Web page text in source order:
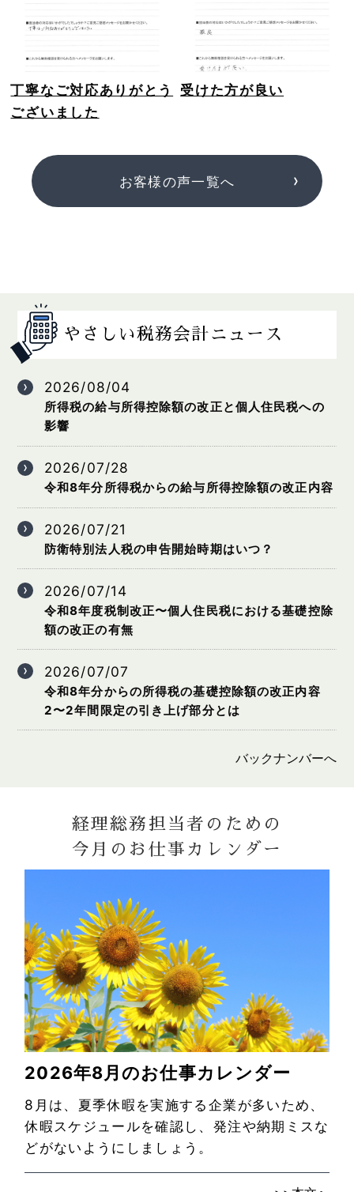
丁寧なご対応ありがとう
ございました
受けた方が良い
お客様の声一覧へ
やさしい税務会計ニュース
2026/08/04
所得税の給与所得控除額の改正と個人住民税への
影響
2026/07/28
令和8年分所得税からの給与所得控除額の改正内容
2026/07/21
防衛特別法人税の申告開始時期はいつ？
2026/07/14
令和8年度税制改正〜個人住民税における基礎控除
額の改正の有無
2026/07/07
令和8年分からの所得税の基礎控除額の改正内容
2〜2年間限定の引き上げ部分とは
バックナンバーへ
経理総務担当者のための
今月のお仕事カレンダー
2026年8月のお仕事カレンダー
8月は、夏季休暇を実施する企業が多いため、
休暇スケジュールを確認し、発注や納期ミスな
どがないようにしましょう。